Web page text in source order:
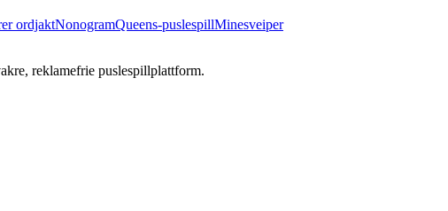
ordjaktNonogramQueens-puslespillMinesveiper
reklamefrie puslespillplattform.